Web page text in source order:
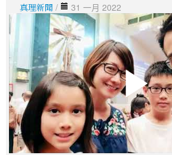
真理新聞 / 31 一月 2022